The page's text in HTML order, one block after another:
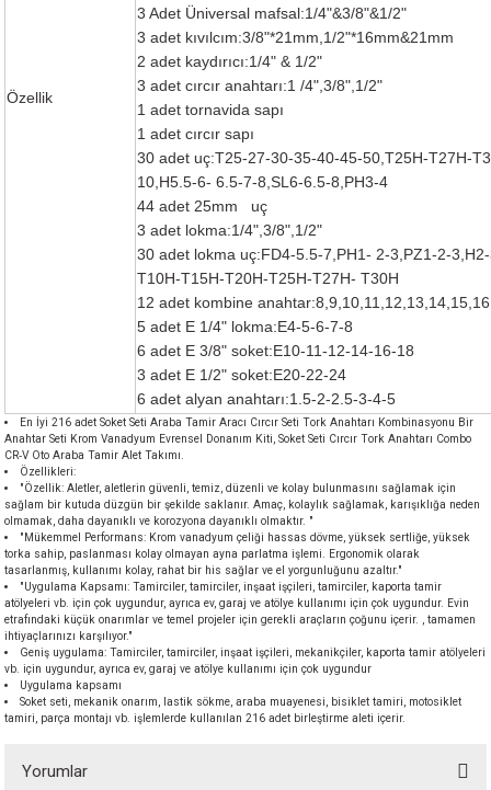
Makinesi
Özellik
3 Adet Üniversal mafsal:1/4"&3/8"&1/2"
3 adet kıvılcım:3/8"*21mm,1/2"*16mm&21mm
2 adet kaydırıcı:1/4" & 1/2"
3 adet cırcır anahtarı:1 /4",3/8",1/2"
1 adet tornavida sapı
1 adet cırcır sapı
30 adet uç:T25-27-30-35-40-45-50,T25H-T27H-
10,H5.5-6- 6.5-7-8,SL6-6.5-8,PH3-4
44 adet 25mm uç
3 adet lokma:1/4",3/8",1/2"
30 adet lokma uç:FD4-5.5-7,PH1- 2-3,PZ1-2-
T10H-T15H-T20H-T25H-T27H- T30H
12 adet kombine
5 adet E 1/4" lokma:E4-5-6-7-8
6 adet E 3/8" soket:E10-11-12-14-16-18
3 adet E 1/2" soket:E20-22-24
6 adet alyan anahtarı:1.5-2-2.5-3-4-5
En İyi 216 adet Soket Seti Araba Tamir Aracı Cırcır Seti Tork Anahtarı Kombinasyonu Bir
Anahtar Seti Krom Vanadyum Evrensel Donanım Kiti, Soket Seti Cırcır Tork Anahtarı Combo
CR‑V Oto Araba Tamir Alet Takımı.
Özellikleri:
"Özellik: Aletler, aletlerin güvenli, temiz, düzenli ve kolay bulunmasını sağlamak için
sağlam bir kutuda düzgün bir şekilde saklanır. Amaç, kolaylık sağlamak, karışıklığa neden
olmamak, daha dayanıklı ve korozyona dayanıklı olmaktır. "
"Mükemmel Performans: Krom vanadyum çeliği hassas dövme, yüksek sertliğe, yüksek
torka sahip, paslanması kolay olmayan ayna parlatma işlemi. Ergonomik olarak
tasarlanmış, kullanımı kolay, rahat bir his sağlar ve el yorgunluğunu azaltır."
"Uygulama Kapsamı: Tamirciler, tamirciler, inşaat işçileri, tamirciler, kaporta tamir
atölyeleri vb. için çok uygundur, ayrıca ev, garaj ve atölye kullanımı için çok uygundur. Evin
etrafındaki küçük onarımlar ve temel projeler için gerekli araçların çoğunu içerir. , tamamen
ihtiyaçlarınızı karşılıyor."
Geniş uygulama: Tamirciler, tamirciler, inşaat işçileri, mekanikçiler, kaporta tamir atölyeleri
vb. için uygundur, ayrıca ev, garaj ve atölye kullanımı için çok uygundur
Uygulama kapsamı
Soket seti, mekanik onarım, lastik sökme, araba muayenesi, bisiklet tamiri, motosiklet
tamiri, parça montajı vb. işlemlerde kullanılan 216 adet birleştirme aleti içerir.
Yorumlar